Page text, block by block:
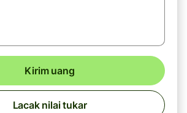
Kirim uang
Lacak nilai tukar